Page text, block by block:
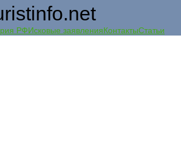
РФИсковые заявленияКонтактыСтатьи